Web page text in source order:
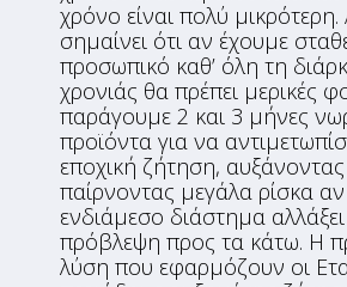
χρόνο είναι πολύ μικρότερη.
σημαίνει ότι αν έχουμε
προσωπικό καθ’ όλη τη
χρονιάς θα πρέπει μερικές
παράγουμε 2 και 3 μήνες
προϊόντα για να
εποχική ζήτηση,
παίρνοντας μεγάλα ρίσκα
ενδιάμεσο διάστημα
πρόβλεψη προς τα κάτω. Η
λύση που εφαρμόζουν οι